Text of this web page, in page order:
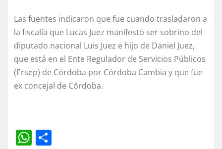
Las fuentes indicaron que fue cuando trasladaron a
la fiscalía que Lucas Juez manifestó ser sobrino del
diputado nacional Luis Juez e hijo de Daniel Juez,
que está en el Ente Regulador de Servicios Públicos
(Ersep) de Córdoba por Córdoba Cambia y que fue
ex concejal de Córdoba.
W